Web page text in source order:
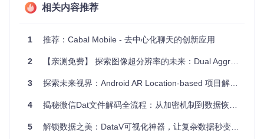
Dat Installer 的潜力在于其去中心化的特性，例如：
过P2P方式共享和安装应用。
对于开发者，可以创建一个Dat链接作为应用的发布渠道，
无需依赖传统的应用商店。
用户可以直接通过粘贴Dat链接安装或更新应用程序，如
相关内容推荐
1 推荐：Cabal Mobile - 去中心化聊天的创新应用
2 【亲测免费】 探索图像超分辨率的未来：Dual Aggregation Transformer (DAT) 项目深度解析
3 探索未来视界：Android AR Location-based 项目解析与推荐
4 揭秘微信Dat文件解码全流程：从加密机制到数据恢复实战指南
5 解锁数据之美：DataV可视化神器，让复杂数据秒变直观大屏 🚀